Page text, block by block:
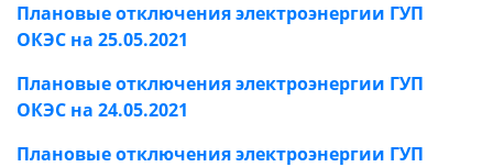
Плановые отключения электроэнергии ГУП
ОКЭС на 25.05.2021
Плановые отключения электроэнергии ГУП
ОКЭС на 24.05.2021
Плановые отключения электроэнергии ГУП